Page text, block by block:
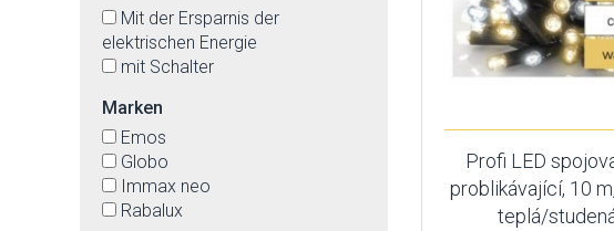
Profi LED
problikávající, 10
teplá/
Mit der Ersparnis der
elektrischen Energie
mit Schalter
Marken
Emos
Globo
Immax neo
Rabalux